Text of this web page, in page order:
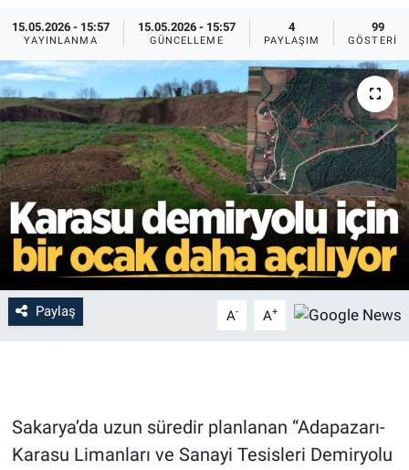
15.05.2026 - 15:57
YAYINLANMA
15.05.2026 - 15:57
GÜNCELLEME
4
PAYLAŞIM
99
GÖSTERIM
Paylaş A- A+
Sakarya’da uzun süredir planlanan “Adapazarı-
Karasu Limanları ve Sanayi Tesisleri Demiryolu